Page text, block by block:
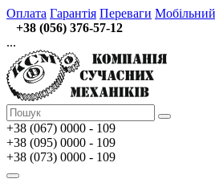
Оплата Гарантія Переваги
+38 (056) 376-57-12
...
+38 (067) 0000 - 109
+38 (095) 0000 - 109
+38 (073) 0000 - 109